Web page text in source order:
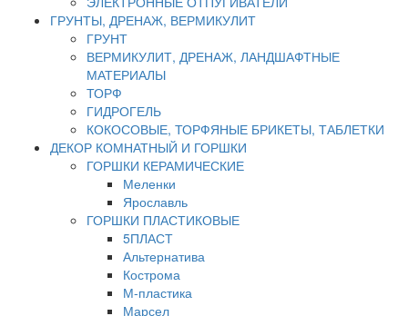
ГРУНТЫ, ДРЕНАЖ, ВЕРМИКУЛИТ
ГРУНТ
ВЕРМИКУЛИТ, ДРЕНАЖ, ЛАНДШАФТНЫЕ
МАТЕРИАЛЫ
ТОРФ
ГИДРОГЕЛЬ
КОКОСОВЫЕ, ТОРФЯНЫЕ БРИКЕТЫ, ТАБЛЕТКИ
ДЕКОР КОМНАТНЫЙ И ГОРШКИ
ГОРШКИ КЕРАМИЧЕСКИЕ
Меленки
Ярославль
ГОРШКИ ПЛАСТИКОВЫЕ
5ПЛАСТ
Альтернатива
Кострома
М-пластика
Марсел